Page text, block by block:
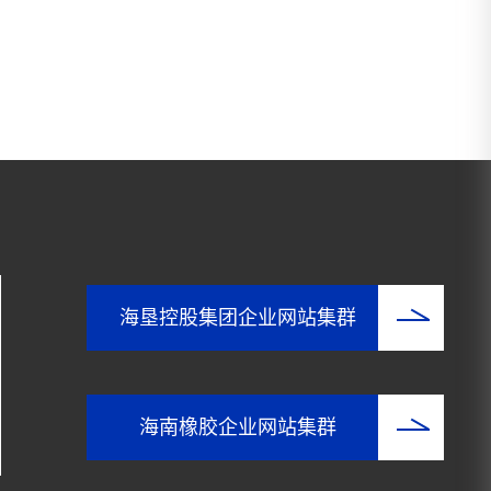
海垦控股集团企业网站集群
海南橡胶企业网站集群